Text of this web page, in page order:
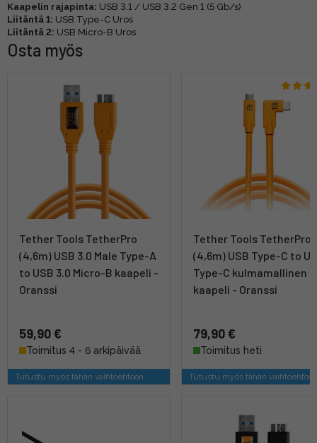
Kaapelin rajapinta: USB 3.1 / USB 3.2 Gen 1 (5 Gb/s)
Liitäntä 1: USB Type-C Uros
Liitäntä 2: USB Micro-B Uros
Osta myös
Tether Tools TetherPro
(4,6m) USB 3.0 Male Type-A
to USB 3.0 Micro-B kaapeli -
Oranssi
59,90 €
Toimitus 4 - 6 arkipäivää
Tutustu myös tähän vaihtoehtoon
Tether Tools TetherPro
(4,6m) USB Type-C to
Type-C kulmamallinen
kaapeli - Oranssi
79,90 €
Toimitus heti
Tutustu myös tähän